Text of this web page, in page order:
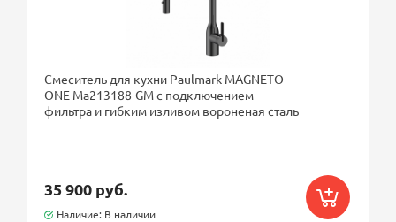
Смеситель для кухни Paulmark MAGNETO
ONE Ma213188-GM с подключением
фильтра и гибким изливом вороненая сталь
35 900 руб.
Наличие: В наличии